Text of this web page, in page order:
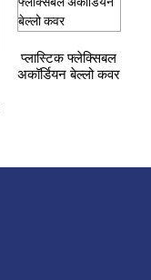
प्लास्टिक फ्लेक्सिबल
अकॉर्डियन बेल्लो कवर